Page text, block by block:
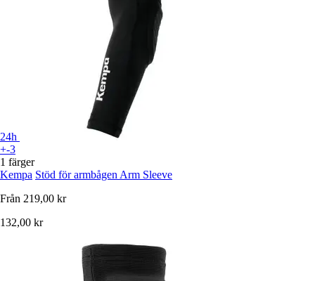
24h
+-3
1 färger
Kempa Stöd för armbågen Arm Sleeve
Från 219,00 kr
132,00 kr